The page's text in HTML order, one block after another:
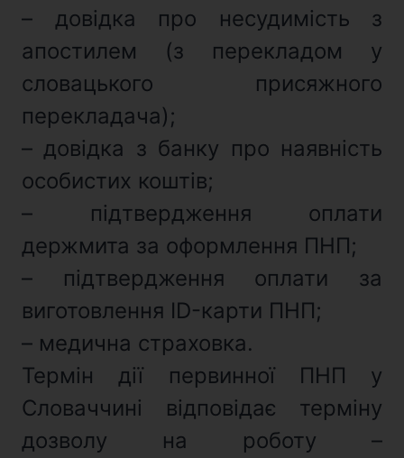
– довідка про несудимість з
апостилем (з перекладом у
словацького присяжного
перекладача);
– довідка з банку про наявність
особистих коштів;
– підтвердження оплати
держмита за оформлення ПНП;
– підтвердження оплати за
виготовлення ID-карти ПНП;
– медична страховка.
Термін дії первинної ПНП у
Словаччині відповідає терміну
дозволу на роботу –